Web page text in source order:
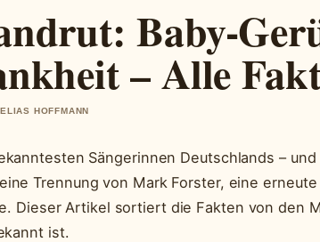
Baby-
– Alle
HOFFMANN
Sängerinnen Deutschlands –
Trennung von Mark Forster, eine
Dieser Artikel sortiert die Fakten von den
ist.